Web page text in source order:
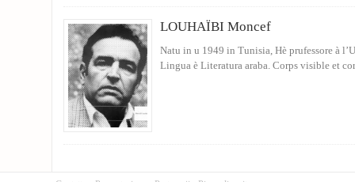
LOUHAÏBI Moncef
Natu in u 1949 in Tunisia, Hè prufessore à
Lingua è Literatura araba. Corps visible et